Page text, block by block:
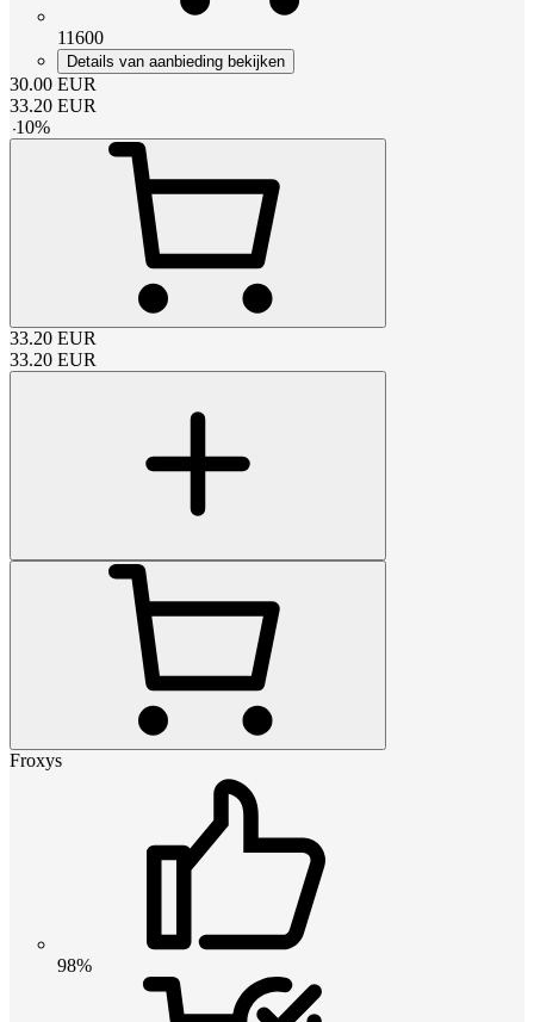
11600
Details van aanbieding bekijken
30.00 EUR
33.20 EUR
-10%
33.20 EUR
33.20 EUR
Froxys
98%